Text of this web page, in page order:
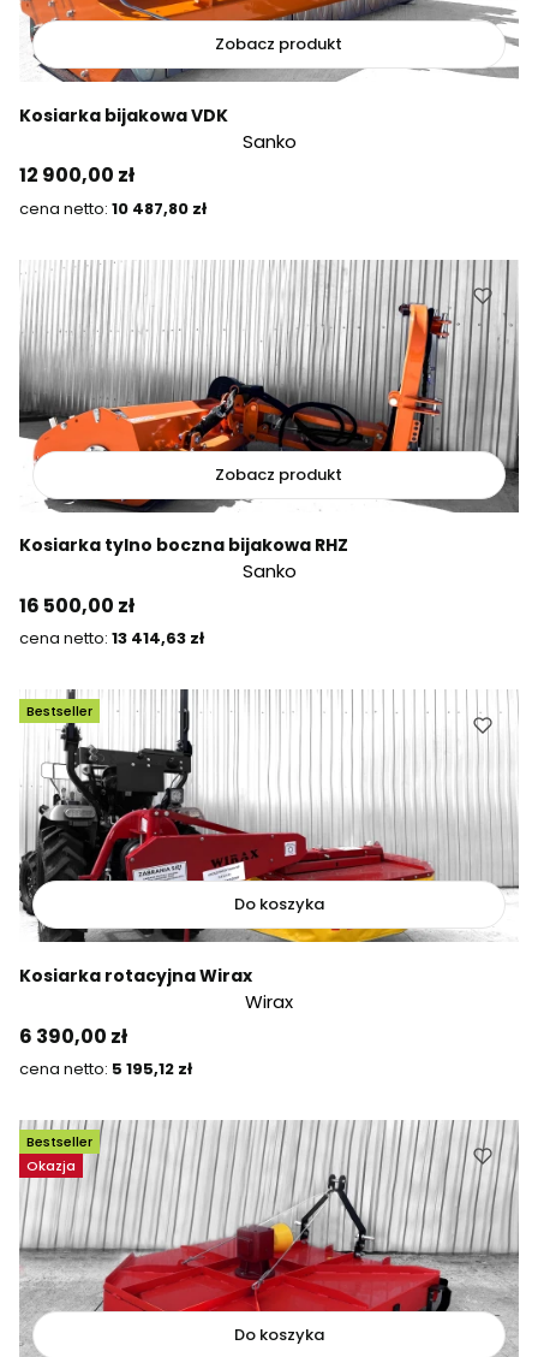
Zobacz produkt
Kosiarka bijakowa VDK
Sanko
Cena
12 900,00 zł
Cena
10 487,80 zł
Zobacz produkt
Kosiarka tylno boczna bijakowa RHZ
Sanko
Cena
16 500,00 zł
Cena
13 414,63 zł
Bestseller
Do koszyka
Kosiarka rotacyjna Wirax
Wirax
Cena
6 390,00 zł
Cena
5 195,12 zł
Okazja
Bestseller
Do koszyka